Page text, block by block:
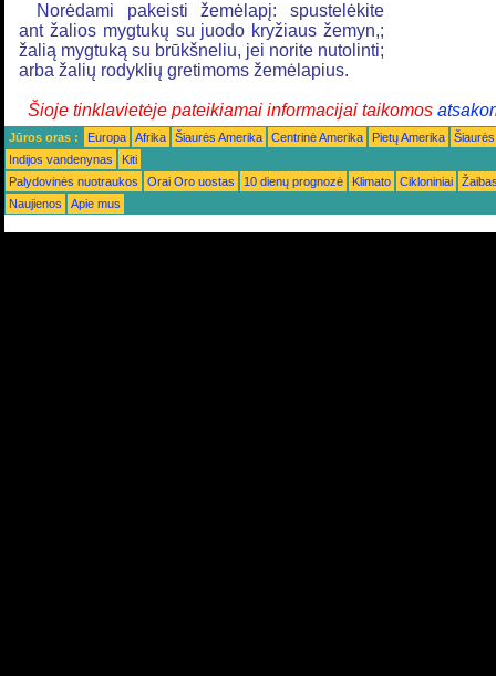
Norėdami pakeisti žemėlapį: spustelėkite
ant žalios mygtukų su juodo kryžiaus žemyn,;
žalią mygtuką su brūkšneliu, jei norite nutolinti;
arba žalių rodyklių gretimoms žemėlapius.
Šioje tinklavietėje pateikiamai informacijai taikomos
Jūros oras : Europa Afrika Šiaurės Amerika Centrinė Amerika Pietų Amerika
Indijos vandenynas
Kiti
Palydovinės nuotraukos
Orai Oro uostas 10 dienų prognozė Klimato Cikloniniai
Naujienos
Apie mus